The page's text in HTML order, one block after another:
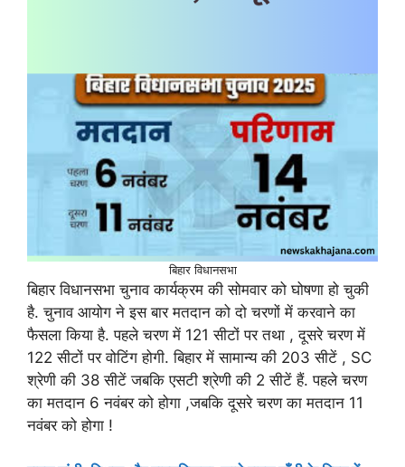
बिहार विधानसभा
बिहार विधानसभा चुनाव कार्यक्रम की सोमवार को घोषणा हो चुकी
है. चुनाव आयोग ने इस बार मतदान को दो चरणों में करवाने का
फैसला किया है. पहले चरण में 121 सीटों पर तथा , दूसरे चरण में
122 सीटों पर वोटिंग होगी. बिहार में सामान्य की 203 सीटें , SC
श्रेणी की 38 सीटें जबकि एसटी श्रेणी की 2 सीटें हैं. पहले चरण
का मतदान 6 नवंबर को होगा ,जबकि दूसरे चरण का मतदान 11
नवंबर को होगा !